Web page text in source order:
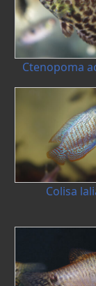
Ctenopoma
Colisa